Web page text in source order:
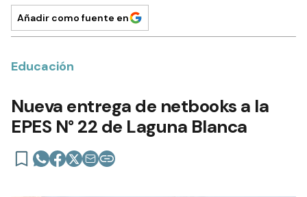
Añadir como fuente en
Educación
Nueva entrega de netbooks a la
EPES N° 22 de Laguna Blanca